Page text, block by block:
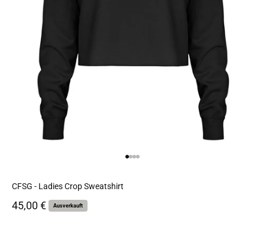
CFSG - Ladies Crop Sweatshirt
Angebot
45,00 € Ausverkauft